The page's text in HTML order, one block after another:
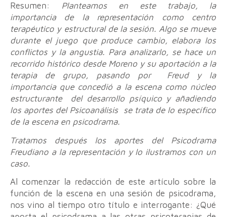
Resumen: Planteamos en este trabajo, la
importancia de la representación como centro
terapéutico y estructural de la sesión. Algo se mueve
durante el juego que produce cambio, elabora los
conflictos y la angustia. Para analizarlo, se hace un
recorrido histórico desde Moreno y su aportación a la
terapia de grupo, pasando por Freud y la
importancia que concedió a la escena como núcleo
estructurante del desarrollo psíquico y añadiendo
los aportes del Psicoanálisis se trata de lo específico
de la escena en psicodrama.
Tratamos después los aportes del Psicodrama
Freudiano a la representación y lo ilustramos con un
caso.
Al comenzar la redacción de este artículo sobre la
función de la escena en una sesión de psicodrama,
nos vino al tiempo otro título e interrogante: ¿Qué